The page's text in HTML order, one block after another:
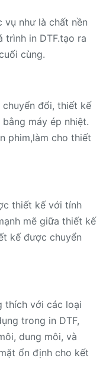
vụ như là chất nền
in DTF.tạo ra
cùng.
đổi, thiết kế
máy ép nhiệt.
phim,làm cho thiết
thiết kế với tính
mẽ giữa thiết kế
kế được chuyển
thích với các loại
trong in DTF,
dung môi, và
ổn định cho kết